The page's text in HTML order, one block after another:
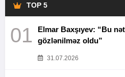
TOP 5
01
Elmar Baxşıyev: “Bu
gözlənilməz oldu”
31.07.2026